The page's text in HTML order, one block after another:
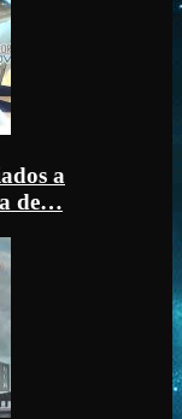
a
de…